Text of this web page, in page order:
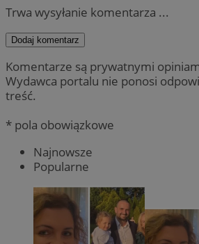
Trwa wysyłanie komentarza ...
Dodaj komentarz
Komentarze są prywatnymi
Wydawca portalu nie ponosi
treść.
* pola obowiązkowe
Najnowsze
Popularne